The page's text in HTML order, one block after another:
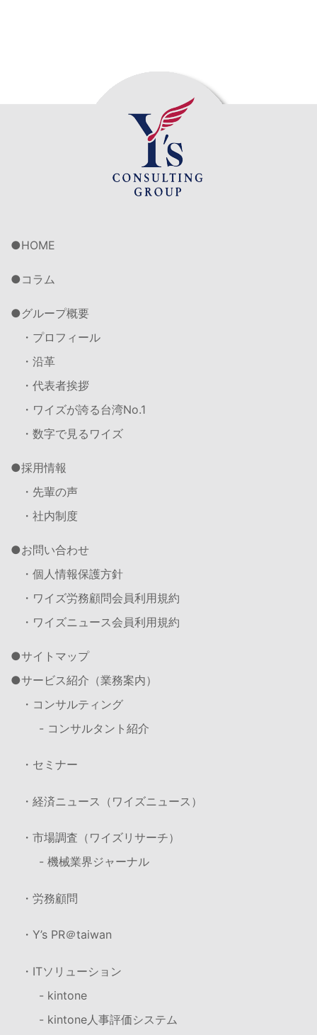
HOME
コラム
グループ概要
・プロフィール
・沿革
・代表者挨拶
・ワイズが誇る台湾No.1
・数字で見るワイズ
採用情報
・先輩の声
・社内制度
お問い合わせ
・個人情報保護方針
・ワイズ労務顧問会員利用規約
・ワイズニュース会員利用規約
サイトマップ
サービス紹介（業務案内）
・コンサルティング
- コンサルタント紹介
・セミナー
・経済ニュース（ワイズニュース）
・市場調査（ワイズリサーチ）
- 機械業界ジャーナル
・労務顧問
・Y’s PR＠taiwan
・ITソリューション
- kintone
- kintone人事評価システム